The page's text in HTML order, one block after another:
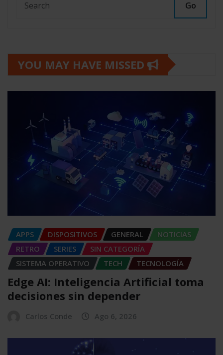
Go
YOU MAY HAVE MISSED
APPS DISPOSITIVOS GENERAL
NOTICIAS
RETRO
SERIES
SIN CATEGORÍA
SISTEMA OPERATIVO
TECH TECNOLOGÍA
Edge AI: Inteligencia Artificial toma
decisiones sin depender
Carlos Conde Ago 6, 2026